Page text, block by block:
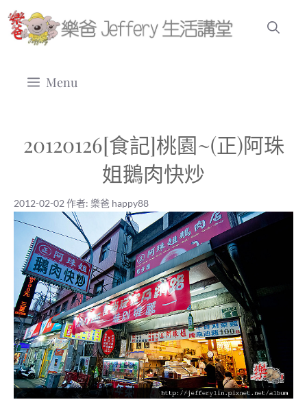
跳
至
Menu
20120126[食記]桃園~(正)阿珠
姐鵝肉快炒
2012-02-02 | 樂爸 happy88
2012-02-02 作者: 樂爸 happy88